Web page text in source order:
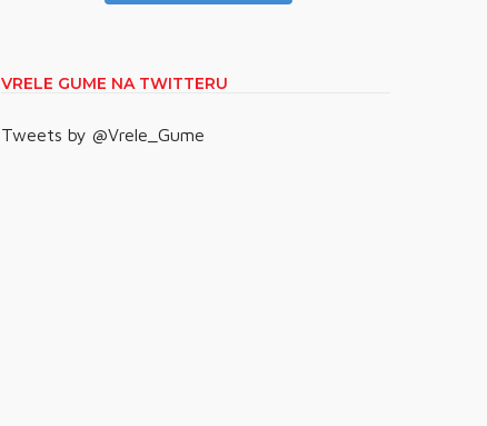
VRELE GUME NA TWITTERU
Tweets by @Vrele_Gume